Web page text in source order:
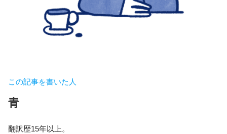
この記事を書いた人
青
翻訳歴15年以上。